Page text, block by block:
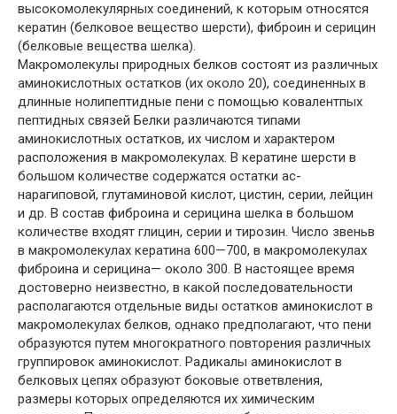
высокомолекулярных соединений, к которым относятся
кератин (белковое вещество шерсти), фиброин и серицин
(белковые вещества шелка).
Макромолекулы природных белков состоят из различных
аминокислотных остатков (их около 20), соединенных в
длинные нолипептидные пени с помощью ковалентпых
пептидных связей Белки различаются типами
аминокислотных остатков, их числом и характером
расположения в макромолекулах. В кератине шерсти в
большом количестве содержатся остатки ас-
нарагиповой, глутаминовой кислот, цистин, серии, лейцин
и др. В состав фиброина и серицина шелка в большом
количестве входят глицин, серии и тирозин. Число звеньв
в макромолекулах кератина 600—700, в макромолекулах
фиброина и серицина— около 300. В настоящее время
достоверно неизвестно, в какой последовательности
располагаются отдельные виды остатков аминокислот в
макромолекулах белков, однако предполагают, что пени
образуются путем многократного повторения различных
группировок аминокислот. Радикалы аминокислот в
белковых цепях образуют боковые ответвления,
размеры которых определяются их химическим